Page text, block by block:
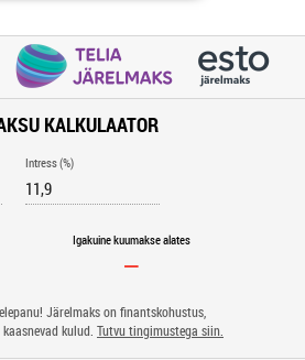
KALKULAATOR
Intress (%)
Igakuine kuumakse alates
Järelmaks on finantskohustus,
kulud. Tutvu tingimustega siin.